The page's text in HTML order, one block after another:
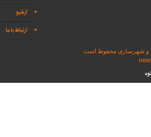
آرشیو
ارتباط با ما
و شهرسازی محفوظ است